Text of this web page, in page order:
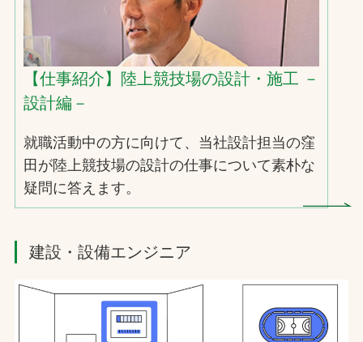
【仕事紹介】陸上競技場の設計・施工 －
設計編－
就職活動中の方に向けて、当社設計担当の窪
田が陸上競技場の設計の仕事について素朴な
疑問に答えます。
建設・設備エンジニア